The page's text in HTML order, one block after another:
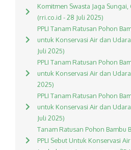
Komitmen Swasta Jaga Sungai,
(rri.co.id - 28 Juli 2025)
PPLI Tanam Ratusan Pohon
untuk Konservasi Air dan
Juli 2025)
PPLI Tanam Ratusan Pohon
untuk Konservasi Air dan
2025)
PPLI Tanam Ratusan Pohon
untuk Konservasi Air dan
Juli 2025)
Tanam Ratusan Pohon Bambu
PPLI Sebut Untuk Konservasi